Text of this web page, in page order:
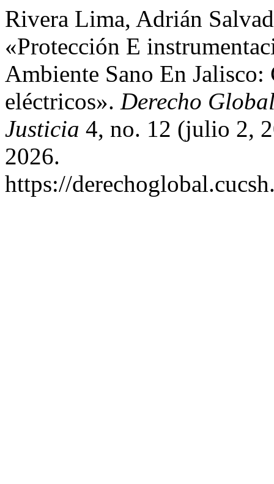
Rivera Lima, Adrián
«Protección E
Ambiente Sano En
eléctricos». Derecho
Justicia 4, no. 12 (julio 2,
2026.
https://